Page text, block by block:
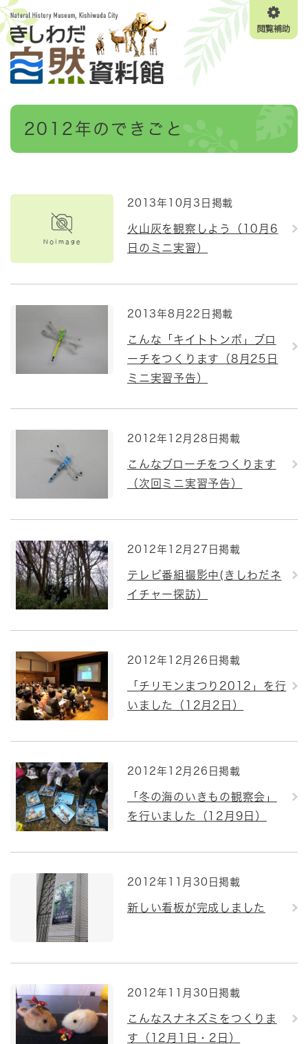
ペ
ー
ジ
メニューを飛ばして本文へ
閲
覧
本
2012年のできごと
2013年10月3日掲載
火山灰を観察しよう（10月6
日のミニ実習）
2013年8月22日掲載
こんな「キイトトンボ」ブロ
ーチをつくります（8月25日
ミニ実習予告）
2012年12月28日掲載
こんなブローチをつくります
（次回ミニ実習予告）
2012年12月27日掲載
テレビ番組撮影中(きしわだネ
イチャー探訪）
2012年12月26日掲載
「チリモンまつり2012」を行
いました（12月2日）
2012年12月26日掲載
「冬の海のいきもの観察会」
を行いました（12月9日）
2012年11月30日掲載
新しい看板が完成しました
2012年11月30日掲載
こんなスナネズミをつくりま
す（12月1日・2日）